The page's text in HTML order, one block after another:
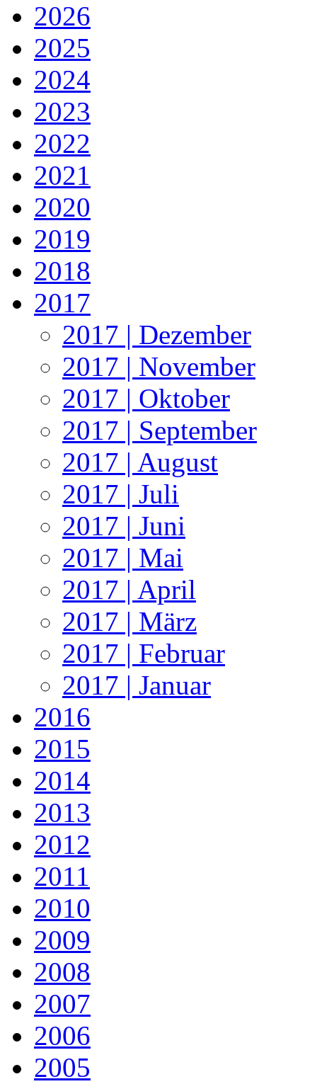
2026
2025
2024
2023
2022
2021
2020
2019
2018
2017
2017 | Dezember
2017 | November
2017 | Oktober
2017 | September
2017 | August
2017 | Juli
2017 | Juni
2017 | Mai
2017 | April
2017 | März
2017 | Februar
2017 | Januar
2016
2015
2014
2013
2012
2011
2010
2009
2008
2007
2006
2005